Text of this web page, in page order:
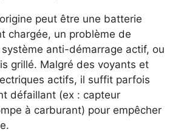
peut être une batterie
chargée, un problème de
anti-démarrage actif, ou
grillé. Malgré des voyants et
actifs, il suffit parfois
défaillant (ex : capteur
à carburant) pour empêcher